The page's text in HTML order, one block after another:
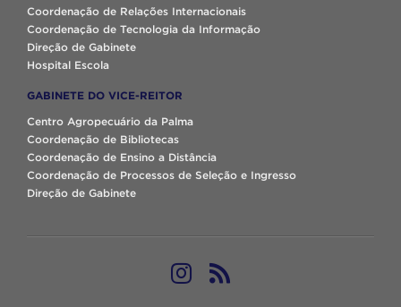
Coordenação de Relações Internacionais
Coordenação de Tecnologia da Informação
Direção de Gabinete
Hospital Escola
GABINETE DO VICE-REITOR
Centro Agropecuário da Palma
Coordenação de Bibliotecas
Coordenação de Ensino a Distância
Coordenação de Processos de Seleção e Ingresso
Direção de Gabinete